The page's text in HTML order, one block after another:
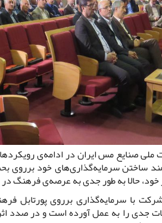
صنایع مس ایران در ادامه‌ی
ساختن سرمایه‌گذاری‌های خود برروی
حالا به طور جدی به عرصه‌ی فرهنگ
با سرمایه‌گذاری برروی پورتابل
جدی را به عمل آورده است و در صدد